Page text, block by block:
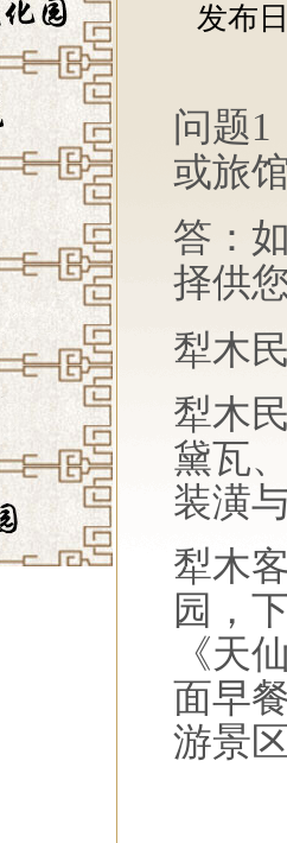
发布
问题1
或旅
答：
择供
犁木
犁木
黛瓦
装潢
犁木
园，
《天
面早
游景